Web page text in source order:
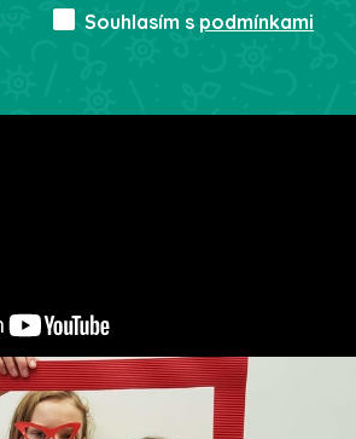
Souhlasím s podmínkami